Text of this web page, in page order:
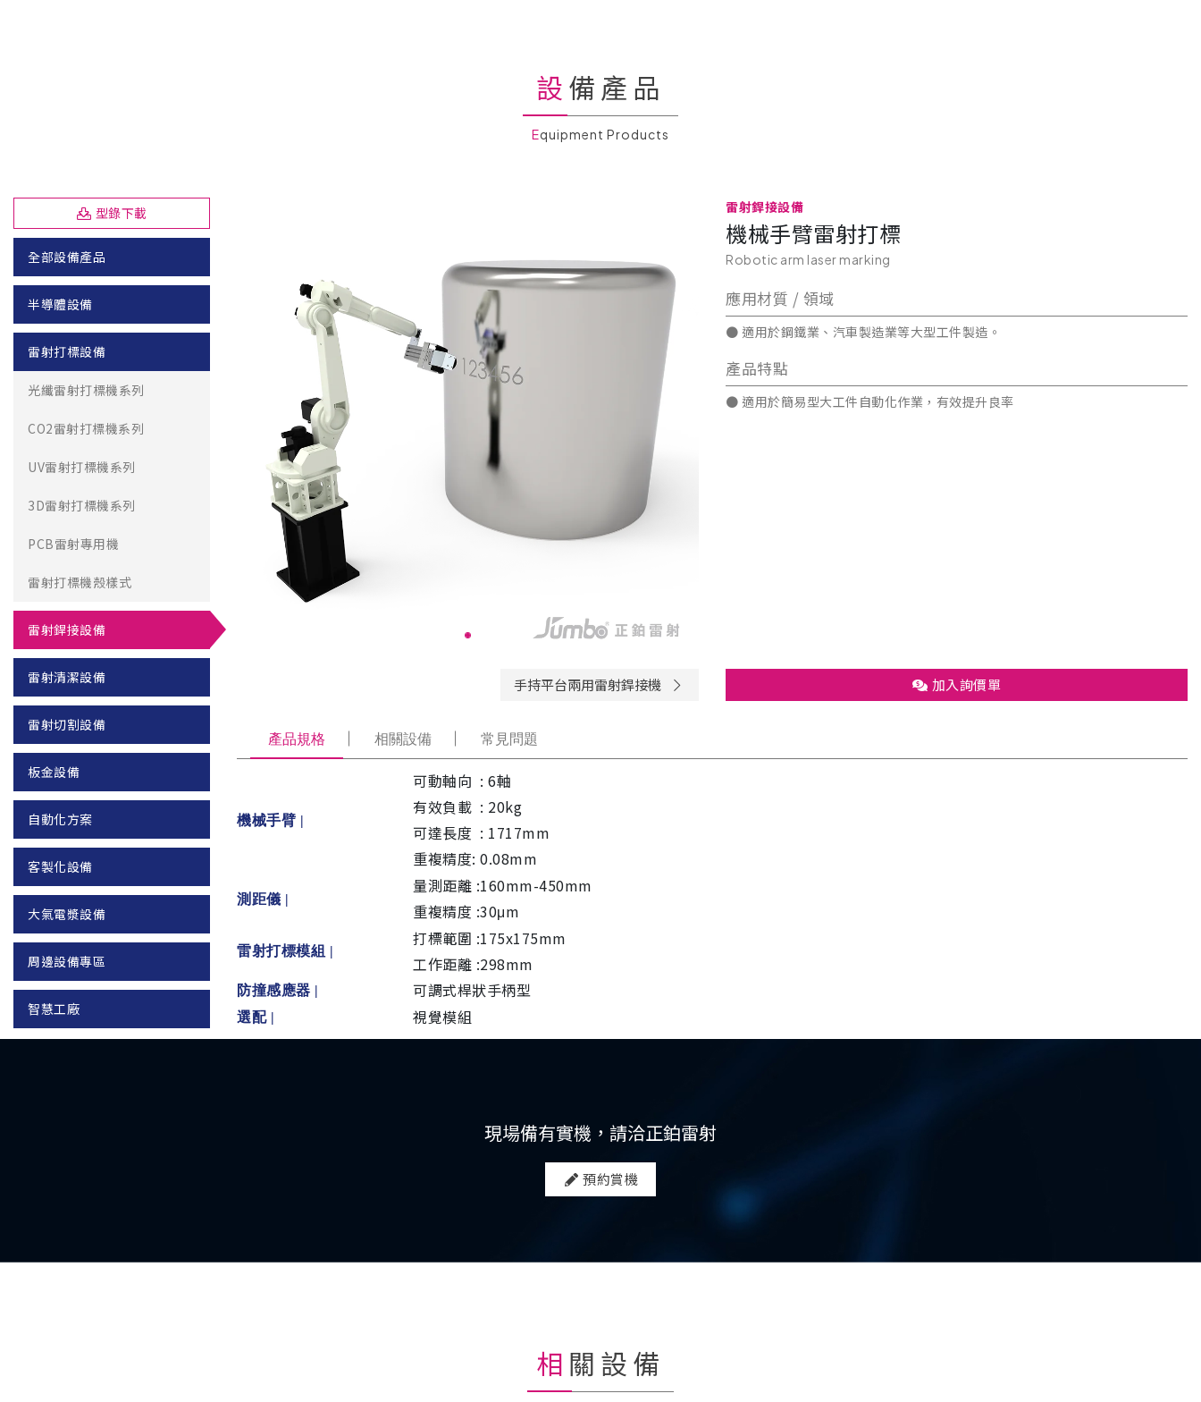
設備產品
Equipment Products
型錄下載
全部設備產品
半導體設備
雷射打標設備
光纖雷射打標機系列
CO2雷射打標機系列
UV雷射打標機系列
3D雷射打標機系列
PCB雷射專用機
雷射打標機殼樣式
雷射銲接設備
雷射清潔設備
雷射切割設備
板金設備
自動化方案
客製化設備
大氣電漿設備
周邊設備專區
智慧工廠
手持平台兩用雷射銲接機
雷射銲接設備
機械手臂雷射打標
Robotic arm laser marking
應用材質 / 領域
● 適用於鋼鐵業、汽車製造業等大型工件製造。
產品特點
● 適用於簡易型大工件自動化作業，有效提升良率
加入詢價單
產品規格 相關設備 常見問題
機械手臂 |
可動軸向 : 6軸
有效負載 : 20kg
可達長度 : 1717mm
重複精度: 0.08mm
測距儀 |
量測距離 :160mm-450mm
重複精度 :30μm
雷射打標模組 |
打標範圍 :175x175mm
工作距離 :298mm
防撞感應器 | 可調式桿狀手柄型
選配 | 視覺模組
現場備有實機，請洽正鉑雷射
預約賞機
相關設備